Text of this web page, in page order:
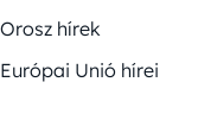
Orosz hírek
Európai Unió hírei